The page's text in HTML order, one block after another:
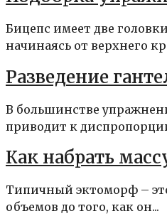
Бицепс имеет две
начинаясь от верхнего
Разведение
В большинстве
приводит к
Как набрать
Типичный эктоморф –
объемов до того, как он...